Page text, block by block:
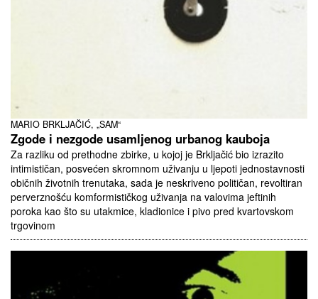
MARIO BRKLJAČIĆ, „SAM“
Zgode i nezgode usamljenog urbanog kauboja
Za razliku od prethodne zbirke, u kojoj je Brkljačić bio izrazito
intimističan, posvećen skromnom uživanju u ljepoti jednostavnosti
običnih životnih trenutaka, sada je neskriveno političan, revoltiran
perverznošću komformističkog uživanja na valovima jeftinih
poroka kao što su utakmice, kladionice i pivo pred kvartovskom
trgovinom